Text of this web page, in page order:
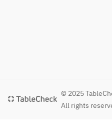
© 2025
All rights